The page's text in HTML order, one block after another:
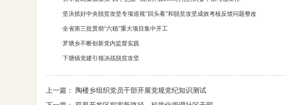
·坚决抓好中央脱贫攻坚专项巡视“回头看”和脱贫攻坚成效考核反馈问题整改
·全省第三批贯彻“六稳”重大项目集中开工
·罗塘乡不断创新党内监督实践
·下塘镇党建引领决战脱贫攻坚
上一篇：
陶楼乡组织党员干部开展党规党纪知识测试